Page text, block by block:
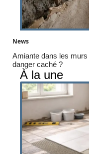
News
Amiante dans les
danger caché ?
À la une